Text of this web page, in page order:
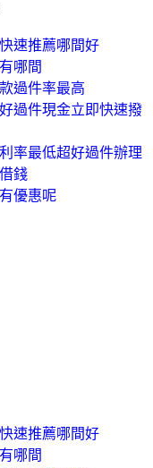
速推薦哪間好
哪間
過件率最高
過件現金立即快速撥
率最低超好過件辦理
錢
優惠呢
速推薦哪間好
哪間